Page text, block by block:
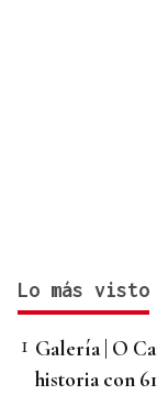
Lo más visto
Galería | O
historia con